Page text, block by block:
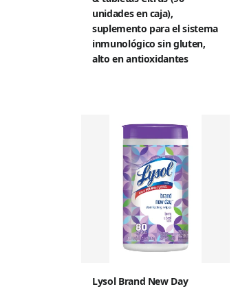
unidades en caja),
suplemento para el sistema
inmunológico sin gluten,
alto en antioxidantes
Lysol Brand New Day